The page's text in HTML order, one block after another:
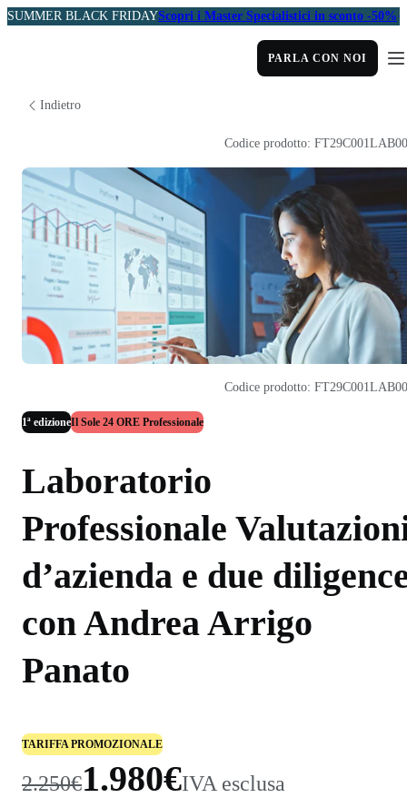
SUMMER BLACK FRIDAYScopri i Master Specialistici in sconto -50%
PARLA CON NOI
Indietro
1ª edizioneIl Sole 24 ORE Professionale
Laboratorio
Professionale
d’azienda e due
con Andrea Arrigo
Panato
TARIFFA PROMOZIONALE
2.250€1.980€IVA esclusa
Codice prodotto:
Codice prodotto: